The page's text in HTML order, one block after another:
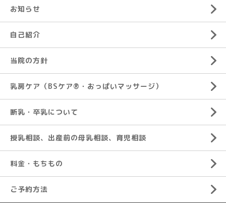
お知らせ
自己紹介
当院の方針
乳房ケア（BSケア®︎・おっぱいマッサージ）
断乳・卒乳について
授乳相談、出産前の母乳相談、育児相談
料金・もちもの
ご予約方法